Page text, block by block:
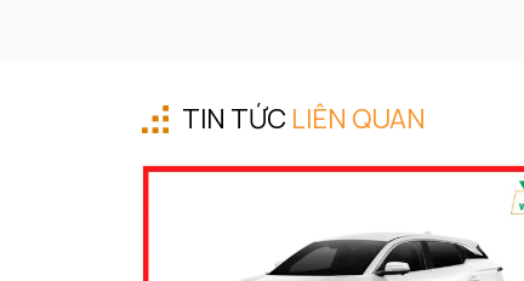
TIN TỨC LIÊN QUAN